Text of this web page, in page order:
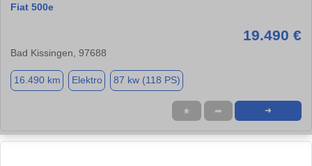
Fiat 500e
19.490 €
Bad Kissingen, 97688
16.490 km Elektro 87 kw (118 PS)
★ ➦ ➜